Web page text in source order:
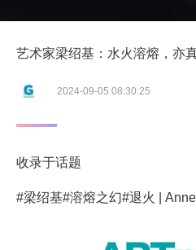
艺术家梁绍基：水火溶熔，亦
2024-09-05 08:30:25
收录于话题
#梁绍基#溶熔之幻#退火 |